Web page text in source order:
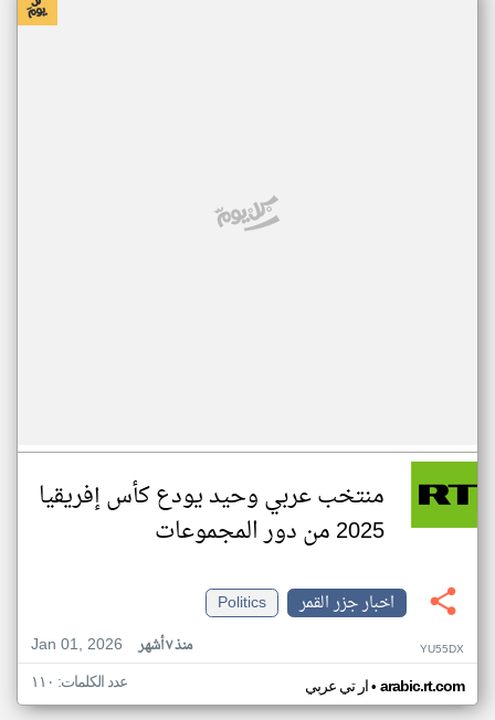
منتخب عربي وحيد يودع كأس إفريقيا
2025 من دور المجموعات
اخبار جزر القمر
Politics
Jan 01, 2026
منذ ٧ أشهر YU55DX
ار تي عربي• arabic.rt.com عدد الكلمات: ١١٠